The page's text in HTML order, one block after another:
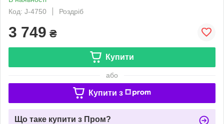
Код: J-4750
Роздріб
3 749 ₴
Купити
або
Купити з
Що таке купити з Пром?